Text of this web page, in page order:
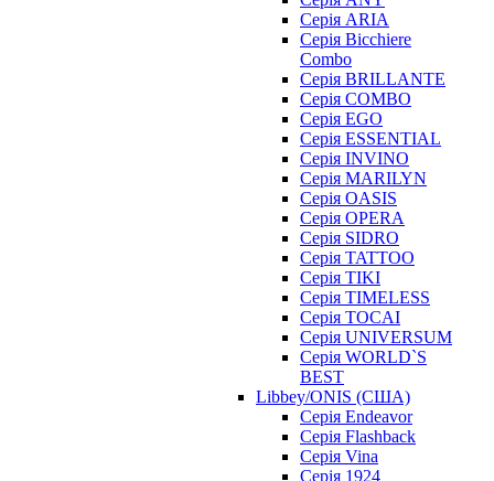
Серія ARIA
Серія Bicchiere
Combo
Серія BRILLANTE
Серія COMBO
Серія EGO
Серія ESSENTIAL
Серія INVINO
Серія MARILYN
Серія OASIS
Серія OPERA
Серія SIDRO
Серія TATTOO
Серія TIKI
Серія TIMELESS
Серія TOCAI
Серія UNIVERSUM
Серія WORLD`S
BEST
Libbey/ONIS (США)
Cерія Endeavor
Cерія Flashback
Cерія Vina
Серія 1924